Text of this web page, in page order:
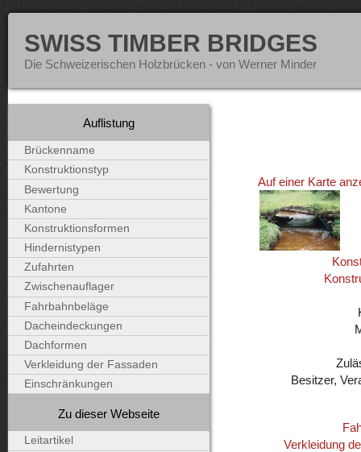
SWISS TIMBER BRIDGES
Die Schweizerischen Holzbrücken - von Werner Minder
Auf einer Karte
Besitzer,
Verkleidung
Auflistung
Brückenname
Konstruktionstyp
Bewertung
Kantone
Konstruktionsformen
Hindernistypen
Zufahrten
Zwischenauflager
Fahrbahnbeläge
Dacheindeckungen
Dachformen
Verkleidung der Fassaden
Einschränkungen
Zu dieser Webseite
Leitartikel